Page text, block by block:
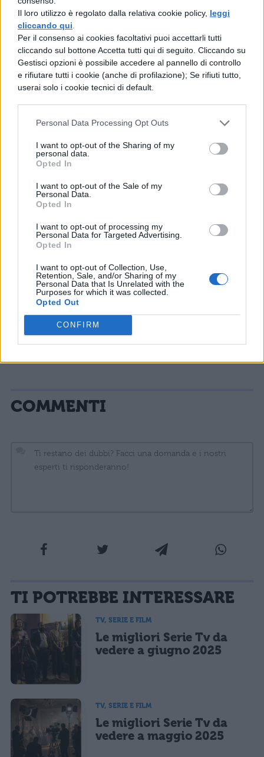
Il loro utilizzo è regolato dalla relativa cookie policy, leggi
cliccando qui
Per il consenso ai cookies facoltativi puoi accettarli tutti
cliccando sul bottone Accetta tutti qui di seguito. Cliccando su
Gestisci opzioni è possibile accedere al pannello di controllo
e rifiutare tutti i cookie (anche di profilazione); Se rifiuti tutto,
userai solo i cookie tecnici di default.
Personal Data Processing Opt Outs
I want to opt-out of the Sharing of my
personal data.
Opted In
I want to opt-out of the Sale of my
Personal Data.
Opted In
I want to opt-out of processing my
Personal Data for Targeted Advertising.
Opted In
I want to opt-out of Collection, Use,
Retention, Sale, and/or Sharing of my
Personal Data that Is Unrelated with the
Purposes for which it was collected.
Opted Out
CONFIRM
Guenzi(che ha sostituitoAsia Argento)?
Ancora in gara:
ConManuel Agnelli:Martina Attili,
Luna Melis eSherol Dos Santos.
Con Mara Maionchi :
perCome Maurizio Sarri;
figlio diAlessandro Gassmann.
ConFedez: Naomi Rivieccio
, che
è parte della Nuova Orchestra Scarlatti.
ConLodo:IBowLand.
Nella prima puntata è stato eliminato Matteo
Costanzo del team di Fedez, mentre nella
seconda i Red Bricks Foundation del
COMMENTI
sarà pubblicata. Dichiari di avere preso visione e di accettare quanto previsto dalla
informativa privacy. Pubblicando questo commento dai il consenso affinché un cookie
salvi i tuoi dati (nome, email) per il prossimo commento.
Ho letto e acconsento l'informativasulla privacy
CONFERMA E PUBBLICA
TI POTREBBE INTERESSARE
TV, SERIE E FILM
Le migliori Serie Tv da
vedere a giugno 2025
TV, SERIE E FILM
Le migliori Serie Tv da
vedere a maggio 2025